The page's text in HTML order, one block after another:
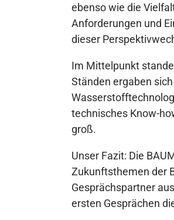
ebenso wie die
Anforderungen und
dieser
Im Mittelpunkt
Ständen ergaben
technisches Know-
groß.
Unser Fazit: Die
Zukunftsthemen der
Gesprächspartner
ersten Gesprächen